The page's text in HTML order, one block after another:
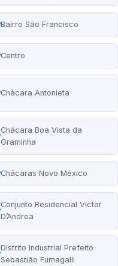
Bairro São Francisco
Centro
Chácara Antonieta
Chácara Boa Vista da
Graminha
Chácaras Novo México
Conjunto Residencial Victor
D’Andrea
Distrito Industrial Prefeito
Sebastião Fumagalli